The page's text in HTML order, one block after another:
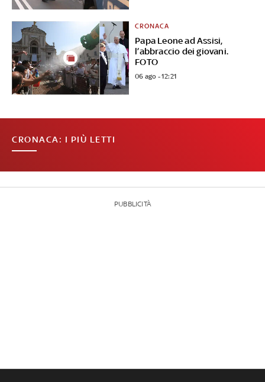
Papa Leone ad Assisi,
l’abbraccio dei giovani.
FOTO
CRONACA
06 ago - 12:21
CRONACA: I PIÙ LETTI
PUBBLICITÀ